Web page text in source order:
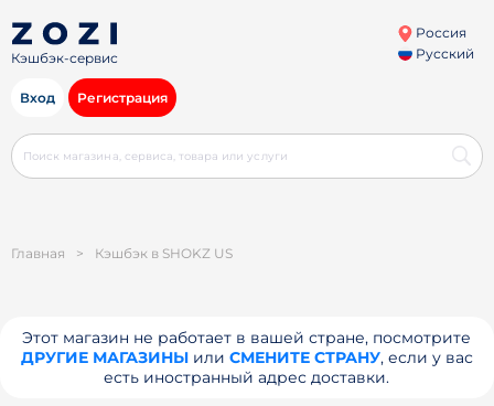
Кэшбэк-сервис
Россия
Русский
Вход Регистрация
Главная > Кэшбэк в SHOKZ US
Этот магазин не работает в вашей стране, посмотрите
ДРУГИЕ МАГАЗИНЫили СМЕНИТЕ СТРАНУ, если у вас
есть иностранный адрес доставки.